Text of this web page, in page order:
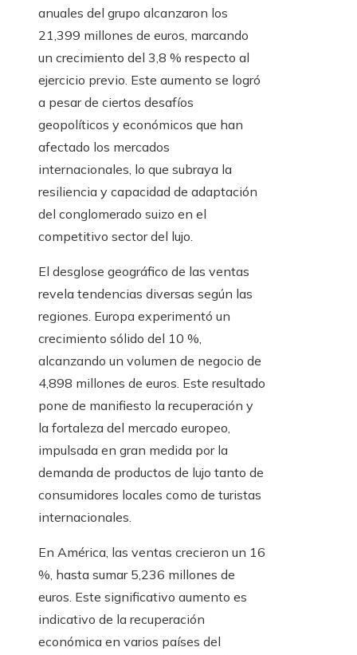
anuales del grupo alcanzaron los
21,399 millones de euros, marcando
un crecimiento del 3,8 % respecto al
ejercicio previo. Este aumento se logró
a pesar de ciertos desafíos
geopolíticos y económicos que han
afectado los mercados
internacionales, lo que subraya la
resiliencia y capacidad de adaptación
del conglomerado suizo en el
competitivo sector del lujo.
El desglose geográfico de las ventas
revela tendencias diversas según las
regiones. Europa experimentó un
crecimiento sólido del 10 %,
alcanzando un volumen de negocio de
4,898 millones de euros. Este resultado
pone de manifiesto la recuperación y
la fortaleza del mercado europeo,
impulsada en gran medida por la
demanda de productos de lujo tanto de
consumidores locales como de turistas
internacionales.
En América, las ventas crecieron un 16
%, hasta sumar 5,236 millones de
euros. Este significativo aumento es
indicativo de la recuperación
económica en varios países del